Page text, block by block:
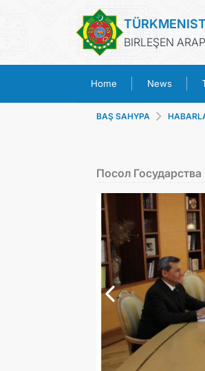
BIRLEŞEN
Home News
BAŞ SAHYPA
Посол